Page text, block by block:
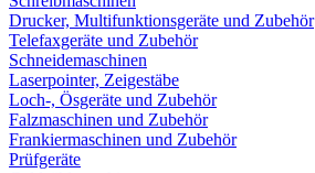
Drucker, Multifunktionsgeräte und Zubehör
Telefaxgeräte und Zubehör
Schneidemaschinen
Laserpointer, Zeigestäbe
Loch-, Ösgeräte und Zubehör
Falzmaschinen und Zubehör
Frankiermaschinen und Zubehör
Prüfgeräte